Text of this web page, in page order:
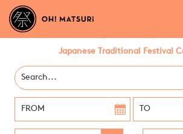
Japanese Traditional Festival